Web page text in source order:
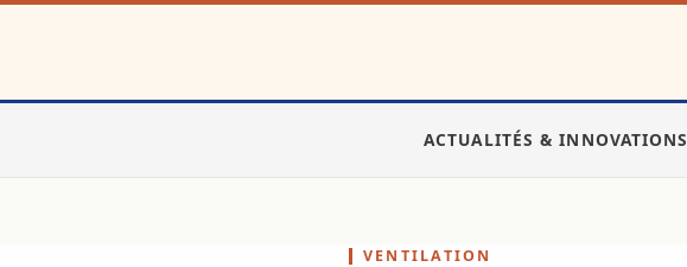
ACTUALITÉS & INNOVATIONS
VENTILATION